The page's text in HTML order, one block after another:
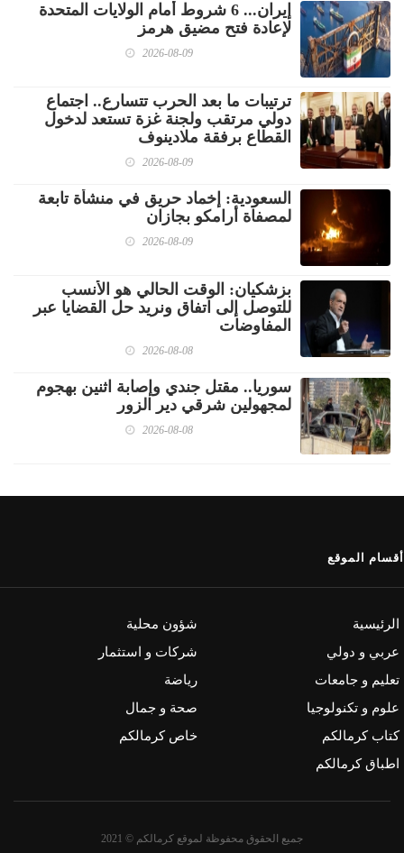
إيران... 6 شروط أمام الولايات المتحدة
لإعادة فتح مضيق هرمز
2026-08-09
ترتيبات ما بعد الحرب تتسارع.. اجتماع
دولي مرتقب ولجنة غزة تستعد لدخول
القطاع برفقة ملادينوف
2026-08-09
السعودية: إخماد حريق في منشأة تابعة
لمصفاة أرامكو بجازان
2026-08-09
بزشكيان: الوقت الحالي هو الأنسب
للتوصل إلى اتفاق ونريد حل القضايا عبر
المفاوضات
2026-08-08
سوريا.. مقتل جندي وإصابة اثنين بهجوم
لمجهولين شرقي دير الزور
2026-08-08
أقسام الموقع
الرئيسية
شؤون محلية
عربي و دولي
شركات و استثمار
تعليم و جامعات
رياضة
علوم و تكنولوجيا
صحة و جمال
كتاب كرمالكم
خاص كرمالكم
اطباق كرمالكم
جميع الحقوق محفوظة لموقع كرمالكم © 2021